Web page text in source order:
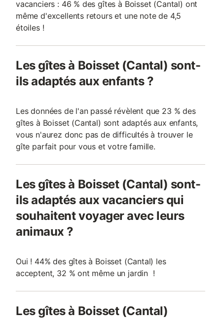
vacanciers : 46 % des gîtes à Boisset (Cantal) ont
même d'excellents retours et une note de 4,5
étoiles !
Les gîtes à Boisset (Cantal) sont-
ils adaptés aux enfants ?
Les données de l'an passé révèlent que 23 % des
gîtes à Boisset (Cantal) sont adaptés aux enfants,
vous n'aurez donc pas de difficultés à trouver le
gîte parfait pour vous et votre famille.
Les gîtes à Boisset (Cantal) sont-
ils adaptés aux vacanciers qui
souhaitent voyager avec leurs
animaux ?
Oui ! 44% des gîtes à Boisset (Cantal) les
acceptent, 32 % ont même un jardin !
Les gîtes à Boisset (Cantal)